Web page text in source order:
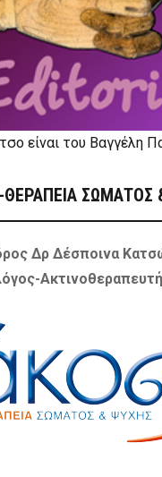
είναι του Βαγγέλη
ΣΩΜΑΤΟΣ
Δρ Δέσποινα